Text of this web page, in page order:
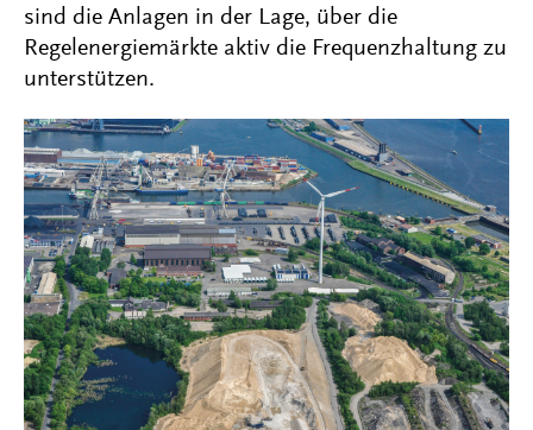
sind die Anlagen in der Lage, über die
Regelenergiemärkte aktiv die Frequenzhaltung zu
unterstützen.